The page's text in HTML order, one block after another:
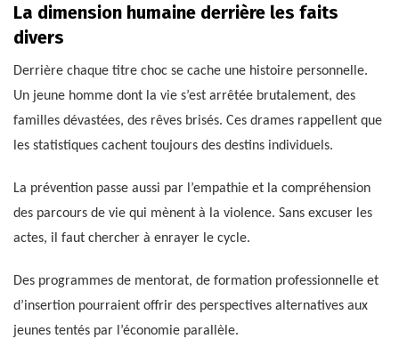
La dimension humaine derrière les faits
divers
Derrière chaque titre choc se cache une histoire personnelle.
Un jeune homme dont la vie s’est arrêtée brutalement, des
familles dévastées, des rêves brisés. Ces drames rappellent que
les statistiques cachent toujours des destins individuels.
La prévention passe aussi par l’empathie et la compréhension
des parcours de vie qui mènent à la violence. Sans excuser les
actes, il faut chercher à enrayer le cycle.
Des programmes de mentorat, de formation professionnelle et
d’insertion pourraient offrir des perspectives alternatives aux
jeunes tentés par l’économie parallèle.